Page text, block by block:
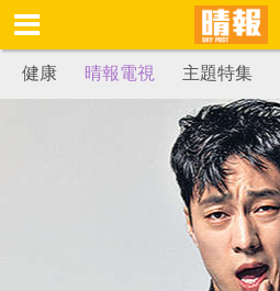
健康 晴報電視 主題特集